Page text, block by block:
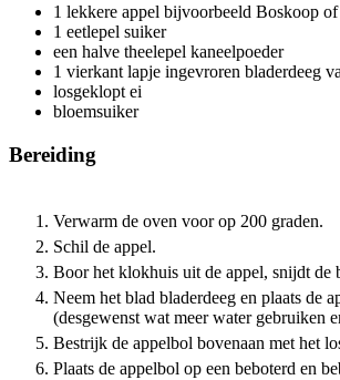
1 lekkere appel bijvoorbeeld Boskoop
1 eetlepel suiker
een halve theelepel kaneelpoeder
1 vierkant lapje ingevroren bladerdeeg
losgeklopt ei
bloemsuiker
Bereiding
Verwarm de oven voor op 200 graden.
Schil de appel.
Boor het klokhuis uit de appel, snijdt de
Neem het blad bladerdeeg en plaats de
(desgewenst wat meer water gebruiken
Bestrijk de appelbol bovenaan met het
Plaats de appelbol op een beboterd en